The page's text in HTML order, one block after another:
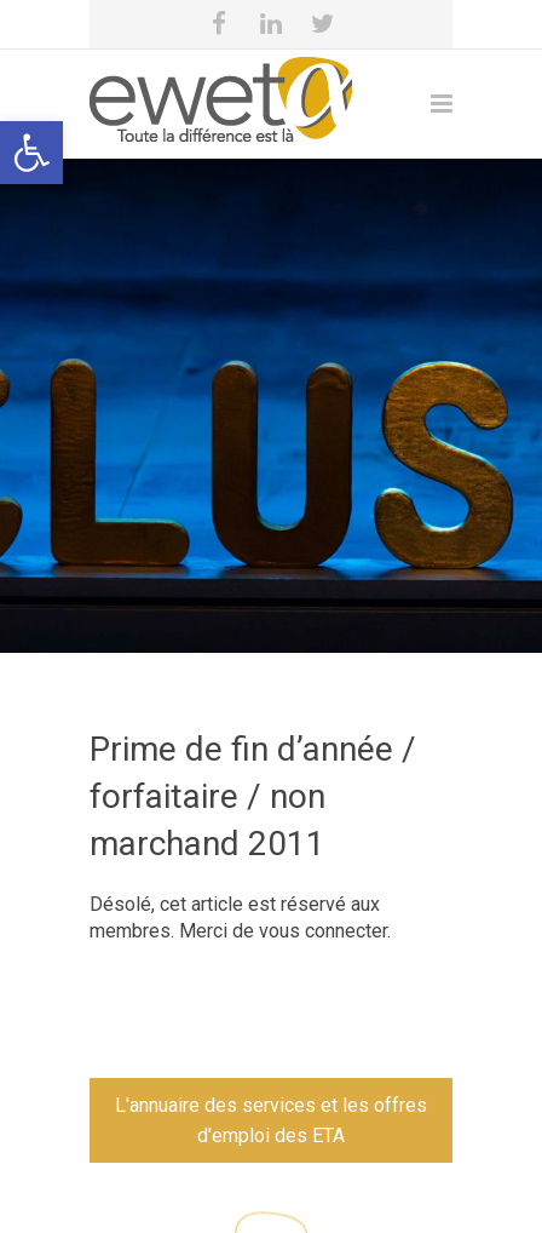
Open toolbar
eweta
Prime de fin d’année /
forfaitaire / non
marchand 2011
Désolé, cet article est réservé aux
membres. Merci de vous connecter.
L'annuaire des services et les offres
d'emploi des ETA